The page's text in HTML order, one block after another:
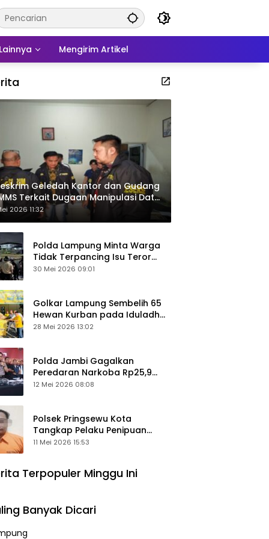
Lainnya Mengirim Artikel
Geledah Kantor dan Gudang
Terkait Dugaan Manipulasi Data
Sawit
2026 11:32
Polda Lampung Minta Warga
Tidak Terpancing Isu Teror
Pocong Palsu, Patroli
30 Mei 2026 09:01
Golkar Lampung Sembelih 65
Hewan Kurban pada Iduladha
1447 Hijriah
28 Mei 2026 13:02
Polda Jambi Gagalkan
Peredaran Narkoba Rp25,9
Miliar, Empat Tersangka
12 Mei 2026 08:08
Polsek Pringsewu Kota
Tangkap Pelaku Penipuan
Mobil, Sempat Kabur ke Jambi
11 Mei 2026 15:53
Terpopuler Minggu Ini
Banyak Dicari